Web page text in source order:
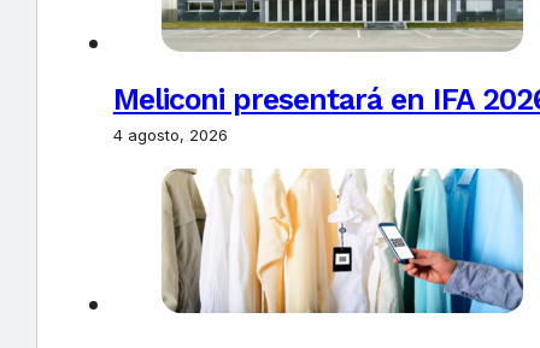
Meliconi presentará en IFA
4 agosto, 2026